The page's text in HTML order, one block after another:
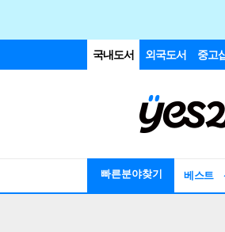
국내도서 외국도서 중고
빠른분야찾기 베스트